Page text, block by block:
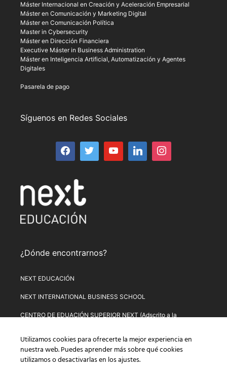
Máster Internacional en Creación y Aceleración Empresarial
Máster en Comunicación y Marketing Digital
Máster en Comunicación Política
Master in Cybersecurity
Máster en Dirección Financiera
Executive Máster in Business Administration
Máster en Inteligencia Artificial, Automatización y Agentes
Digitales
Pasarela de pago
Síguenos en Redes Sociales
¿Dónde encontrarnos?
NEXT EDUCACIÓN
NEXT INTERNATIONAL BUSINESS SCHOOL
CENTRO DE EDUACIÓN SUPERIOR NEXT (Adscrito a la
PLATAFORMA DE FORMACIÓN NEXT
Aviso Legal–Política de Privacidad–Términos y condiciones de
Utilizamos cookies para ofrecerte la mejor experiencia en
nuestra web. Puedes aprender más sobre qué cookies
utilizamos o desactivarlas en losajustes.